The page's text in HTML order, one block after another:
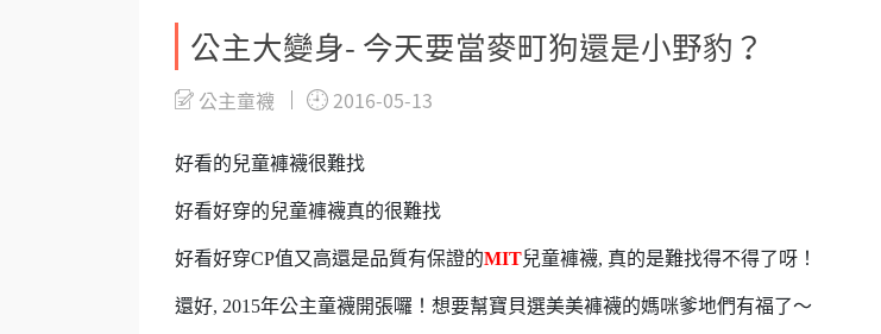
公主大變身- 今天要當麥町狗還是小野豹？
公主童襪 2016-05-13
好看的兒童褲襪很難找
好看好穿的兒童褲襪真的很難找
好看好穿CP值又高還是品質有保證的MIT兒童褲襪, 真的是難找得不得了呀！
還好, 2015年公主童襪開張囉！想要幫寶貝選美美褲襪的媽咪爹地們有福了～